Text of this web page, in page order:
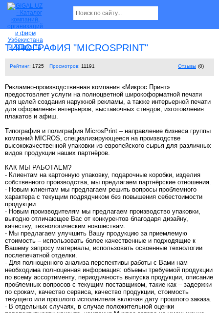
ТИПОГРАФИЯ "MICROSPRINT"
Рейтинг: 1725 Просмотров: 11191 Отзывы (0)
Рекламно-производственная компания «Микрос Принт»
предостовляет услуги на полноцветной широкоформатной печати
для целей создания наружной рекламы, а также интерьерной печати
для оформления интерьеров, выставочных стендов, изготовления
плакатов и афиш.
Типография и полиграфия MicrosPrint – направление бизнеса группы
компаний MICROS, специализирующееся на производстве
высококачественной упаковки из европейского сырья для различных
видов продукции наших партнёров.
КАК МЫ РАБОТАЕМ?
- Клиентам на картонную упаковку, подарочные коробки, изделия
собственного производства, мы предлагаем партнёрские отношения.
- Новым клиентам мы предлагаем решить вопросы проблемного
характера с текущим подрядчиком без повышения себестоимости
продукции.
- Новым производителям мы предлагаем производство упаковки,
выгодно отличающее Вас от конкурентов благодаря дизайну,
качеству, технологическим новшествам.
- Мы предлагаем улучшить Вашу продукцию за приемлемую
стоимость – использовать более качественные и подходящие к
Вашему запросу материалы, использовать освоенные технологии
послепечатной отделки.
- Для полноценного анализа перспективы работы с Вами нам
необходима полноценная информация: объемы требуемой продукции
по всему ассортименту, периодичность выпуска продукции, описание
проблемных вопросов с текущим поставщиком, такие как – задержки
по срокам, качество сервиса, качество продукции, стоимость
текущего или прошлого исполнителя включая дату прошлого заказа.
- В отдельных случаях, в случае положительной оценки